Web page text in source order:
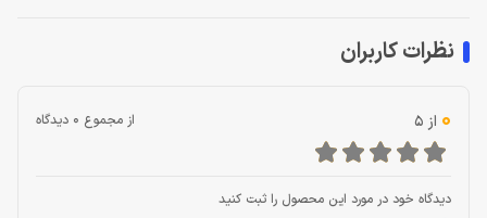
نظرات کاربران
0 از 5 از مجموع 0 دیدگاه
دیدگاه خود در مورد این محصول را ثبت کنید